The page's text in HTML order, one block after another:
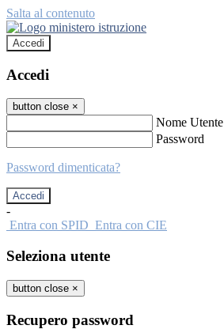
Salta al contenuto
Accedi
Accedi
button close ×
Nome Utente
Password
Password dimenticata?
-
Entra con SPID Entra con CIE
Seleziona utente
button close ×
Recupero password